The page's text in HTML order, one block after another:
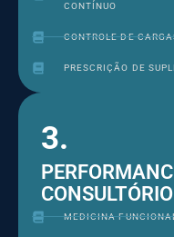
CONTÍNUO
CONTROLE DE
PRESCRIÇÃO DE
3.
CONSULTÓRIO
MEDICINA